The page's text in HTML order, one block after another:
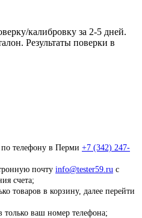
калибровку за 2-5 дней.
Результаты поверки в
телефону в Перми +7 (342) 247-
почту info@tester59.ru с
счета;
товаров в корзину, далее перейти
только ваш номер телефона;